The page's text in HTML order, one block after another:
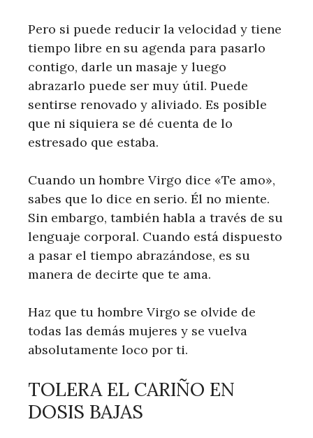
Pero si puede reducir la velocidad y tiene
tiempo libre en su agenda para pasarlo
contigo, darle un masaje y luego
abrazarlo puede ser muy útil. Puede
sentirse renovado y aliviado. Es posible
que ni siquiera se dé cuenta de lo
estresado que estaba.
Cuando un hombre Virgo dice «Te amo»,
sabes que lo dice en serio. Él no miente.
Sin embargo, también habla a través de su
lenguaje corporal. Cuando está dispuesto
a pasar el tiempo abrazándose, es su
manera de decirte que te ama.
Haz que tu hombre Virgo se olvide de
todas las demás mujeres y se vuelva
absolutamente loco por ti.
TOLERA EL CARIÑO EN
DOSIS BAJAS